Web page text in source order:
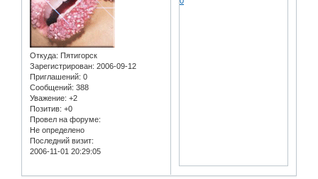
Откуда: Пятигорск
Зарегистрирован: 2006-09-12
Приглашений: 0
Сообщений: 388
Уважение: +2
Позитив: +0
Провел на форуме:
Не определено
Последний визит:
2006-11-01 20:29:05